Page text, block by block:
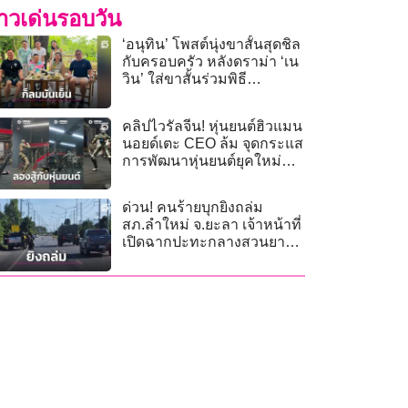
วเด่นรอบวัน
‘อนุทิน’ โพสต์นุ่งขาสั้นสุดชิล
กับครอบครัว หลังดราม่า ‘เน
วิน’ ใส่ขาสั้นร่วมพิธี
คลิปไวรัลจีน! หุ่นยนต์ฮิวแมน
นอยด์เตะ CEO ล้ม จุดกระแส
การพัฒนาหุ่นยนต์ยุคใหม่
ด่วน! คนร้ายบุกยิงถล่ม
สภ.ลำใหม่ จ.ยะลา เจ้าหน้าที่
เปิดฉากปะทะกลางสวนยาง